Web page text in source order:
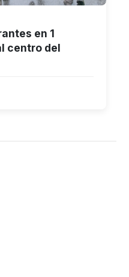
en 1
centro del